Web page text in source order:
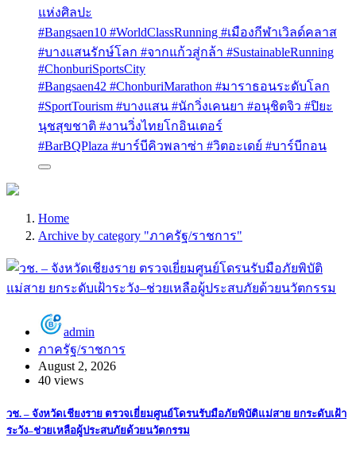
แห่งศิลปะ
#Bangsaen10 #WorldClassRunning #เมืองกีฬาเวิลด์คลาส
#บางแสนรักษ์โลก #จากแก้วสู่กล้า #SustainableRunning
#ChonburiSportsCity
#Bangsaen42 #ChonburiMarathon #มาราธอนระดับโลก
#SportTourism #บางแสน #นักวิ่งเคนยา #อนุชิตจิว #ปิยะ
นุชสุขชาติ #งานวิ่งไทยโกอินเตอร์
#BarBQPlaza #บาร์บีคิวพลาซ่า #วิตอะเดย์ #บาร์บีกอน
Home
Archive by category "ภาครัฐ/ราชการ"
admin
ภาครัฐ/ราชการ
August 2, 2026
40 views
วช. – จังหวัดเชียงราย ตรวจเยี่ยมศูนย์โดรนรับมือภัยพิบัติแม่สาย ยกระดับเฝ้า
ระวัง–ช่วยเหลือผู้ประสบภัยด้วยนวัตกรรม